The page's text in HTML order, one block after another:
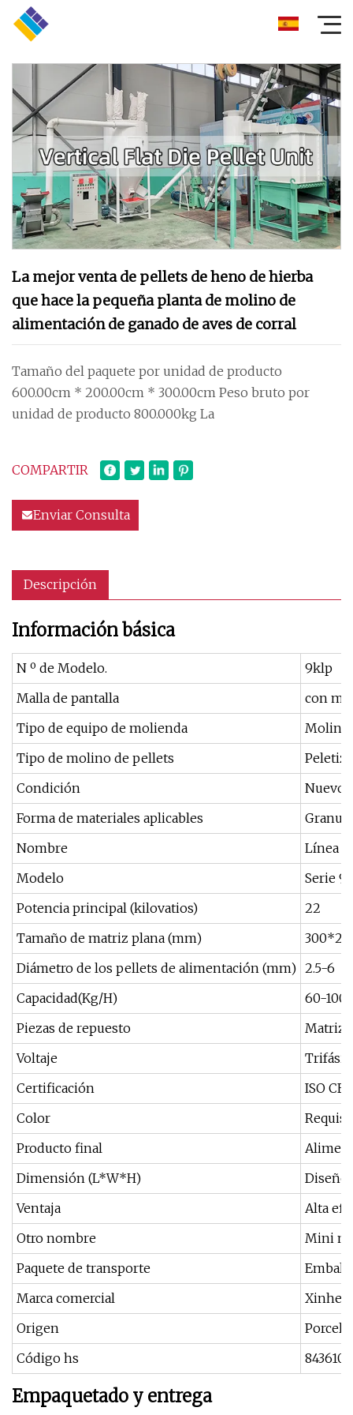
La mejor venta de pellets de heno de hierba
que hace la pequeña planta de molino de
alimentación de ganado de aves de corral
Tamaño del paquete por unidad de producto
600.00cm * 200.00cm * 300.00cm Peso bruto por
unidad de producto 800.000kg La
COMPARTIR
Enviar Consulta
Descripción
Información básica
N º de Modelo.
9klp
Malla de pantalla
con
Tipo de equipo de molienda
Molino
Tipo de molino de pellets
Condición
Nuevo
Forma de materiales aplicables
Nombre
Línea
Modelo
Serie
Potencia principal (kilovatios)
22
Tamaño de matriz plana (mm)
300*25
Diámetro de los pellets de alimentación (mm) 2.5-6
Capacidad(Kg/H)
60-
Piezas de repuesto
Matriz
Voltaje
Certificación
ISO CE
Color
Producto final
Dimensión (L*W*H)
Diseño
Ventaja
Alta
Otro nombre
Mini
Paquete de transporte
Marca comercial
Origen
Código hs
Empaquetado y entrega